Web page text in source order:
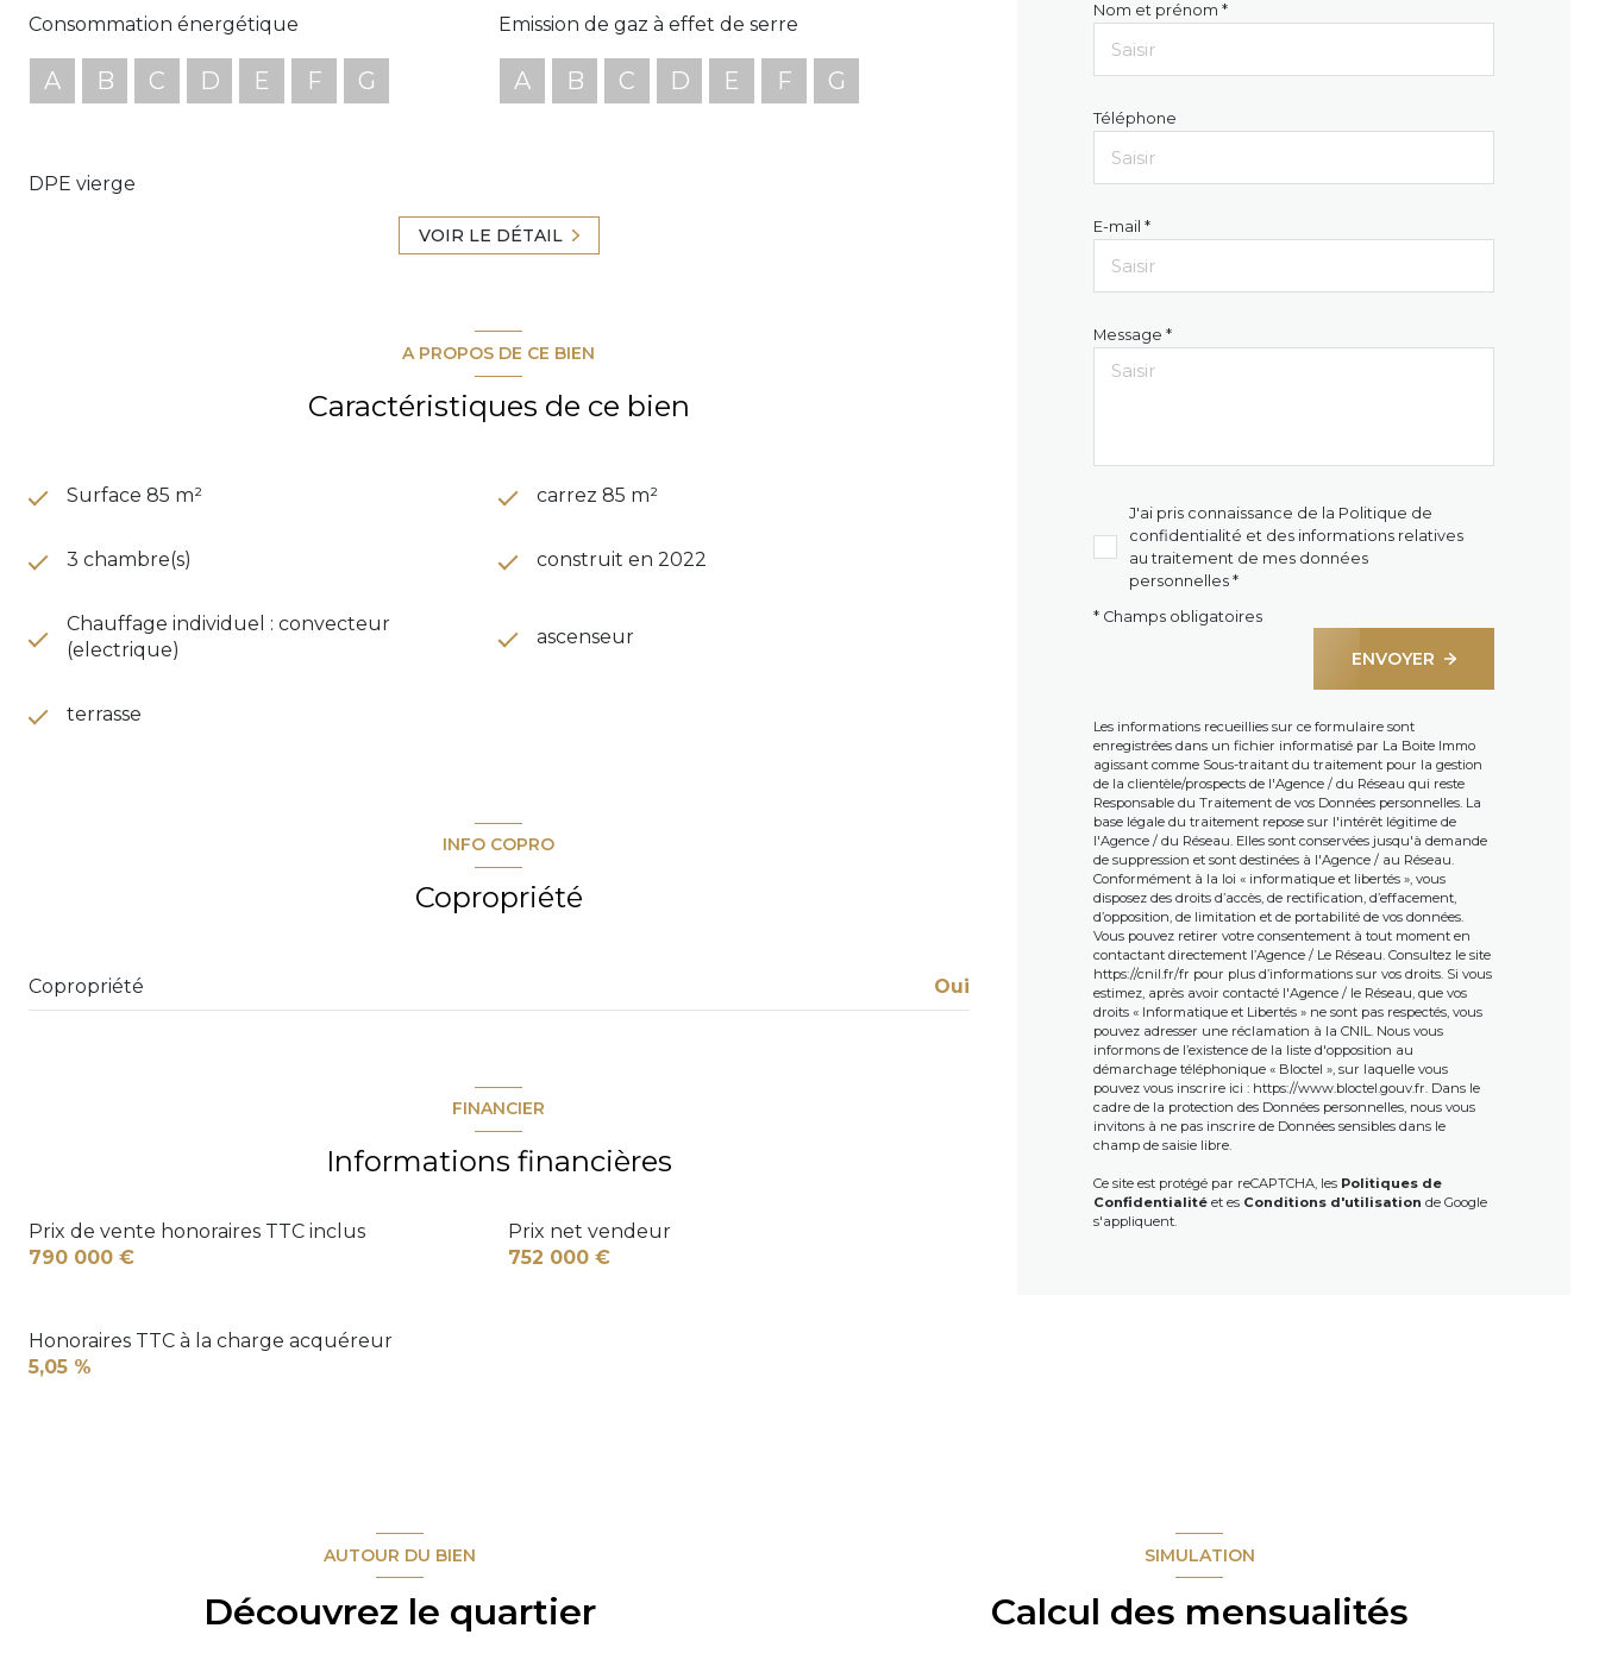
Consommation énergétique
A B C D E F G
Emission de gaz à effet de serre
A B C D E F G
DPE vierge
VOIR LE DÉTAIL
A PROPOS DE CE BIEN
Caractéristiques de ce bien
Surface 85 m² carrez 85 m²
3 chambre(s) construit en 2022
Chauffage individuel : convecteur
(electrique)
ascenseur
terrasse
INFO COPRO
Copropriété
Copropriété Oui
FINANCIER
Informations financières
Prix de vente honoraires TTC inclus
790 000 €
Prix net vendeur
752 000 €
Honoraires TTC à la charge acquéreur
5,05 %
Nom et prénom *
Téléphone
E-mail *
Message *
J'ai pris connaissance de la Politique de
confidentialité et des informations relatives
au traitement de mes données
personnelles *
* Champs obligatoires
ENVOYER
Les informations recueillies sur ce formulaire sont
enregistrées dans un fichier informatisé par La Boite Immo
agissant comme Sous-traitant du traitement pour la gestion
de la clientèle/prospects de l'Agence / du Réseau qui reste
Responsable du Traitement de vos Données personnelles. La
base légale du traitement repose sur l'intérêt légitime de
l'Agence / du Réseau. Elles sont conservées jusqu'à demande
de suppression et sont destinées à l'Agence / au Réseau.
Conformément à la loi « informatique et libertés », vous
disposez des droits d’accès, de rectification, d’effacement,
d’opposition, de limitation et de portabilité de vos données.
Vous pouvez retirer votre consentement à tout moment en
contactant directement l’Agence / Le Réseau. Consultez le site
https://cnil.fr/fr pour plus d’informations sur vos droits. Si vous
estimez, après avoir contacté l'Agence / le Réseau, que vos
droits « Informatique et Libertés » ne sont pas respectés, vous
pouvez adresser une réclamation à la CNIL. Nous vous
informons de l’existence de la liste d'opposition au
démarchage téléphonique « Bloctel », sur laquelle vous
pouvez vous inscrire ici : https://www.bloctel.gouv.fr . Dans le
cadre de la protection des Données personnelles, nous vous
invitons à ne pas inscrire de Données sensibles dans le
champ de saisie libre.
Ce site est protégé par reCAPTCHA, les Politiques de
Confidentialitéet es Conditions d'utilisation de Google
s'appliquent.
AUTOUR DU BIEN
Découvrez le quartier
SIMULATION
Calcul des mensualités